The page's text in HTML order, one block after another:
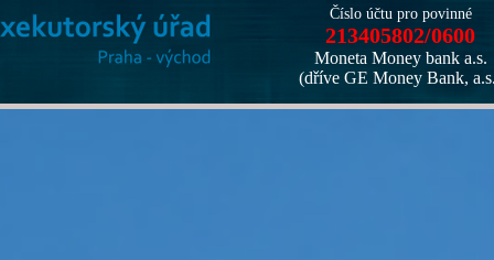
Číslo účtu pro povinné
213405802/0600
Moneta Money bank a.s.
(dříve GE Money Bank,